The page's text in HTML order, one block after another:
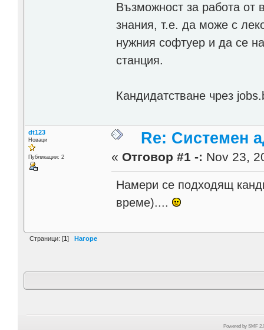
Възможност за работа от
знания, т.е. да може с
нужния софтуер и да се
станция.
Кандидатстване чрез
dt123
Новаци
Публикации: 2
Re: Системен
« Отговор #1 -: Nov 23,
Намери се подходящ
време)....
Страници: [1] Нагоре
Powered by SMF